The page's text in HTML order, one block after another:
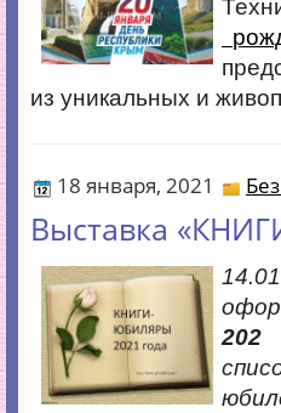
из уникальных и
18 января, 2021
Выставка
202